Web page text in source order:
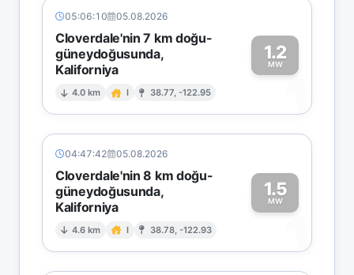
05:06:10 05.08.2026
Cloverdale'nin 7 km doğu-
güneydoğusunda,
Kaliforniya
4.0 km I 38.77, -122.95
1.2
MW
1
04:47:42 05.08.2026
Cloverdale'nin 8 km doğu-
güneydoğusunda,
Kaliforniya
4.6 km I 38.78, -122.93
1.5
MW
1